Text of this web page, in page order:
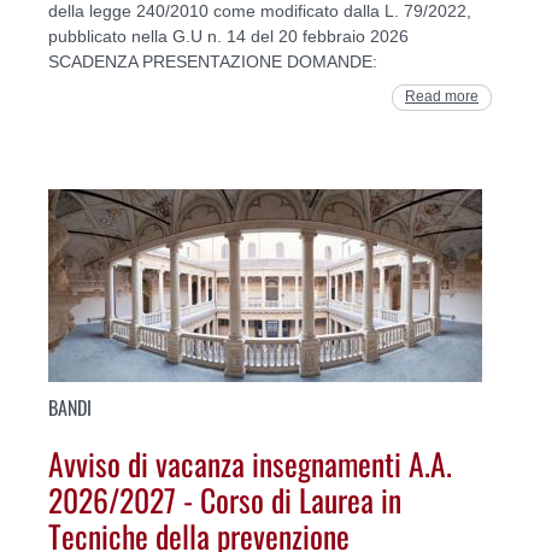
della legge 240/2010 come modificato dalla L. 79/2022,
pubblicato nella G.U n. 14 del 20 febbraio 2026
SCADENZA PRESENTAZIONE DOMANDE:
Read more
BANDI
Avviso di vacanza insegnamenti A.A.
2026/2027 - Corso di Laurea in
Tecniche della prevenzione